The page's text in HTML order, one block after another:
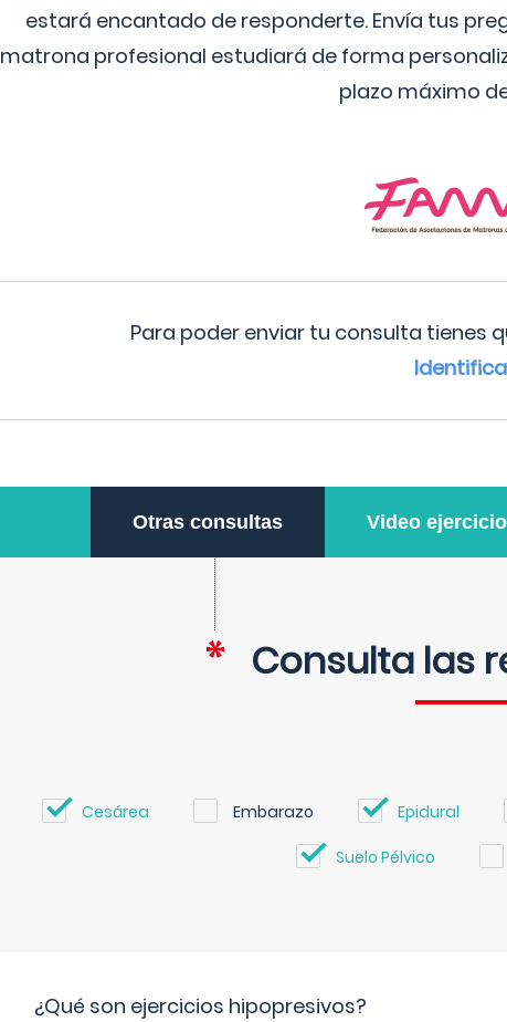
estará encantado de responderte. Envía tus
matrona profesional estudiará de forma
plazo máximo
Para poder enviar tu consulta tienes
Otras consultas Video
Consulta las
Cesárea Embarazo Epidural
Suelo Pélvico
¿Qué son ejercicios hipopresivos?